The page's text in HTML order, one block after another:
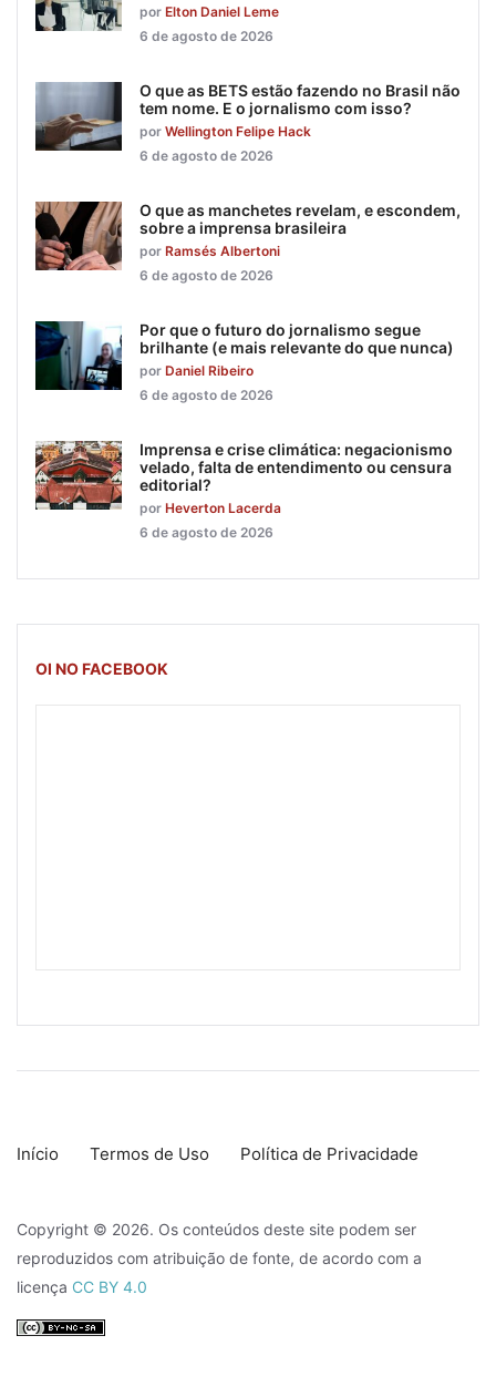
por Elton Daniel Leme
6 de agosto de 2026
O que as BETS estão fazendo no Brasil não
tem nome. E o jornalismo com isso?
por Wellington Felipe Hack
6 de agosto de 2026
O que as manchetes revelam, e escondem,
sobre a imprensa brasileira
por Ramsés Albertoni
6 de agosto de 2026
Por que o futuro do jornalismo segue
brilhante (e mais relevante do que nunca)
por Daniel Ribeiro
6 de agosto de 2026
Imprensa e crise climática: negacionismo
velado, falta de entendimento ou censura
editorial?
por Heverton Lacerda
6 de agosto de 2026
OI NO FACEBOOK
Início Termos de Uso Política de Privacidade
Copyright © 2026. Os conteúdos deste site podem ser
reproduzidos com atribuição de fonte, de acordo com a
licença CC BY 4.0